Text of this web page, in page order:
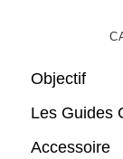
Objectif
Les Guides
Accessoire